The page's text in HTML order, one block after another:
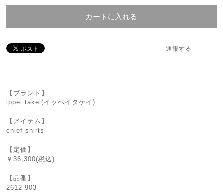
カートに入れる
通報する
【ブランド】
ippei takei(イッペイタケイ)
【アイテム】
chief shirts
【定価】
￥36,300(税込)
【品番】
2612-903